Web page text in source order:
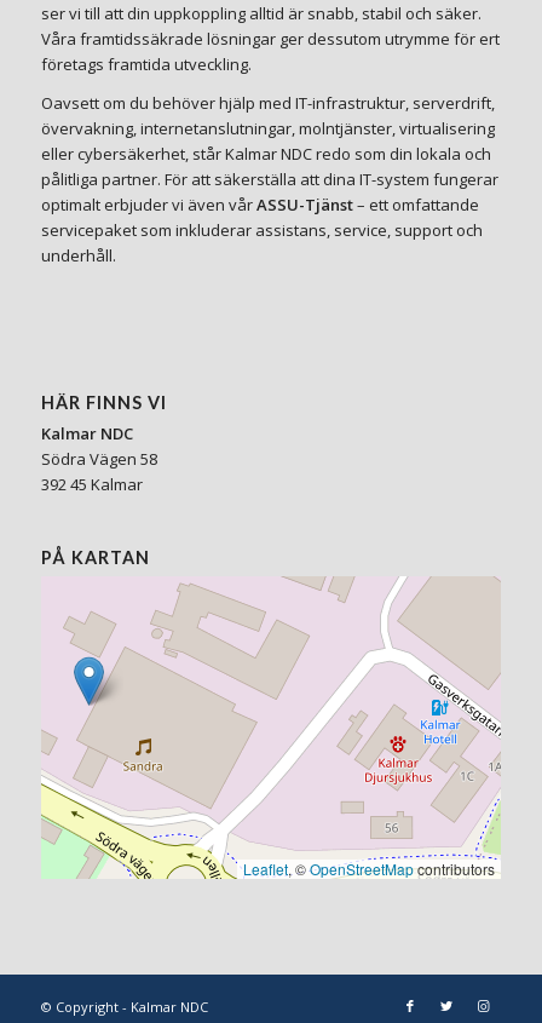
ser vi till att din uppkoppling alltid är snabb, stabil och säker.
Våra framtidssäkrade lösningar ger dessutom utrymme för ert
företags framtida utveckling.
Oavsett om du behöver hjälp med IT-infrastruktur, serverdrift,
övervakning, internetanslutningar, molntjänster, virtualisering
eller cybersäkerhet, står Kalmar NDC redo som din lokala och
pålitliga partner. För att säkerställa att dina IT-system fungerar
optimalt erbjuder vi även vårASSU-Tjänst– ett omfattande
servicepaket som inkluderar assistans, service, support och
underhåll.
HÄR FINNS VI
Kalmar NDC
Södra Vägen 58
392 45 Kalmar
PÅ KARTAN
Leaflet, ©OpenStreetMapcontributors
© Copyright - Kalmar NDC